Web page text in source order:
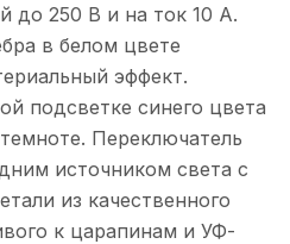
до 250 В и на ток 10 А.
в белом цвете
эффект.
подсветке синего цвета
Переключатель
источником света с
из качественного
к царапинам и УФ-